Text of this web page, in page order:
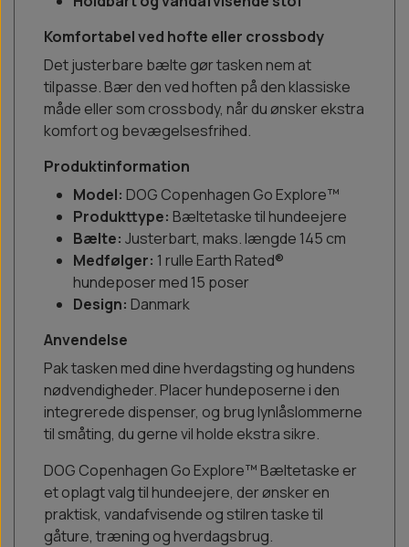
Komfortabel ved hofte eller crossbody
Det justerbare bælte gør tasken nem at
tilpasse. Bær den ved hoften på den klassiske
måde eller som crossbody, når du ønsker ekstra
komfort og bevægelsesfrihed.
Produktinformation
Model: DOG Copenhagen Go Explore™
Produkttype: Bæltetaske til hundeejere
Bælte: Justerbart, maks. længde 145 cm
Medfølger: 1 rulle Earth Rated®
hundeposer med 15 poser
Design: Danmark
Anvendelse
Pak tasken med dine hverdagsting og hundens
nødvendigheder. Placer hundeposerne i den
integrerede dispenser, og brug lynlåslommerne
til småting, du gerne vil holde ekstra sikre.
DOG Copenhagen Go Explore™ Bæltetaske er
et oplagt valg til hundeejere, der ønsker en
praktisk, vandafvisende og stilren taske til
gåture, træning og hverdagsbrug.